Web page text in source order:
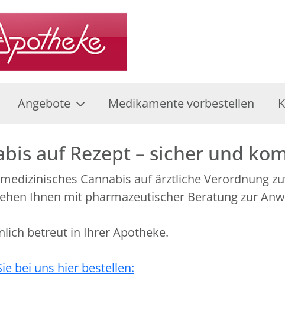
Angebote Medikamente vorbestellen
auf Rezept – sicher und
Cannabis auf ärztliche Verordnung
Ihnen mit pharmazeutischer Beratung zur
betreut in Ihrer Apotheke.
ie bei uns hier bestellen: